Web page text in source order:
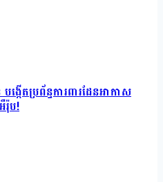
ើតប្រព័ន្ធការពារដែនអាកាស
រ៉ុប!